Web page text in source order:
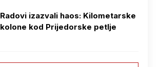
Radovi izazvali haos: Kilometarske
kolone kod Prijedorske petlje